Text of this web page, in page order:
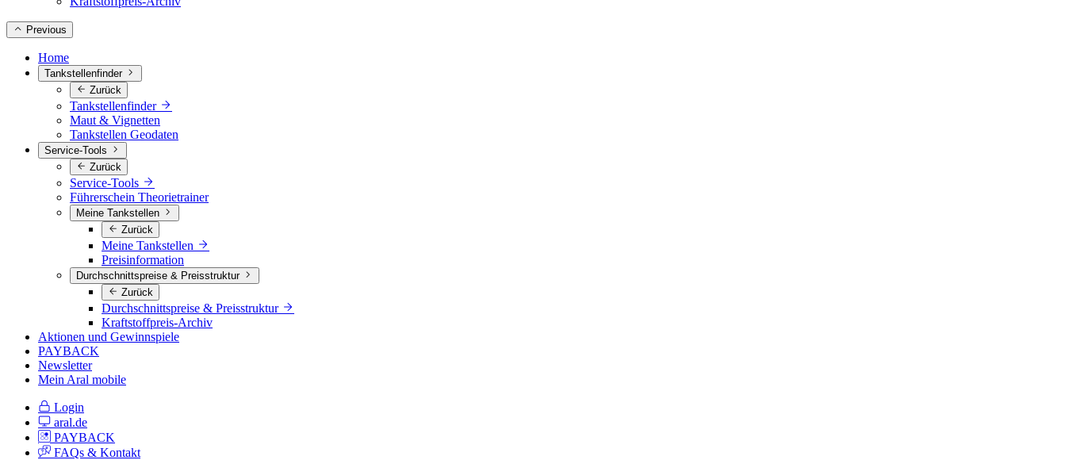
Previous
Home
Tankstellenfinder
Zurück
Tankstellenfinder
Maut & Vignetten
Tankstellen Geodaten
Service-Tools
Zurück
Service-Tools
Führerschein Theorietrainer
Meine Tankstellen
Zurück
Meine Tankstellen
Preisinformation
Durchschnittspreise & Preisstruktur
Zurück
Durchschnittspreise & Preisstruktur
Kraftstoffpreis-Archiv
Aktionen und Gewinnspiele
PAYBACK
Newsletter
Mein Aral mobile
Login
aral.de
PAYBACK
FAQs & Kontakt